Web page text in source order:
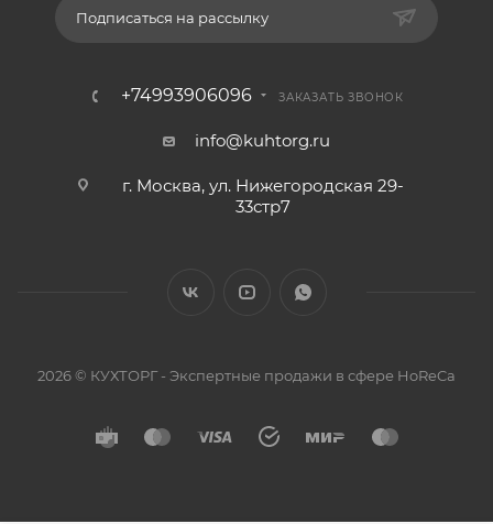
Подписаться на рассылку
+74993906096 ЗАКАЗАТЬ ЗВОНОК
info@kuhtorg.ru
г. Москва, ул. Нижегородская 29-
33стр7
2026 © КУХТОРГ - Экспертные продажи в сфере HoReCa